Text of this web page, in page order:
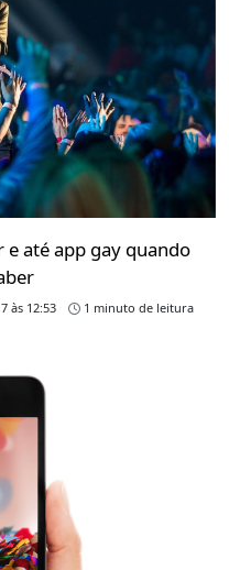
e até app gay quando
às 12:53 1 minuto de leitura